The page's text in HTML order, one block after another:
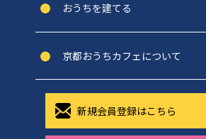
おうちを建てる
京都おうちカフェについて
新規会員登録はこちら